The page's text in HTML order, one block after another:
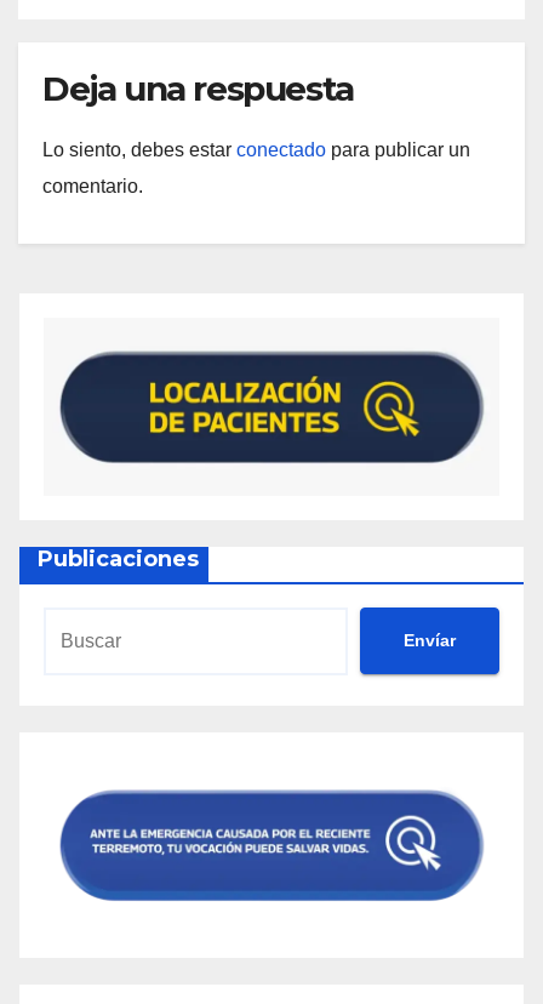
Deja una respuesta
Lo siento, debes estar conectado para publicar un
comentario.
Publicaciones
Envíar